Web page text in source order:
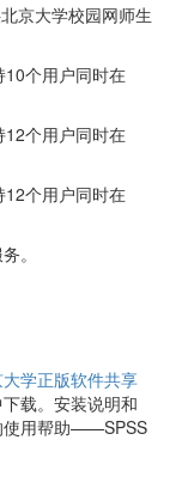
京大学校园网师生
个用户同时在
个用户同时在
个用户同时在
。
学正版软件共享
载。安装说明和
使用帮助——SPSS